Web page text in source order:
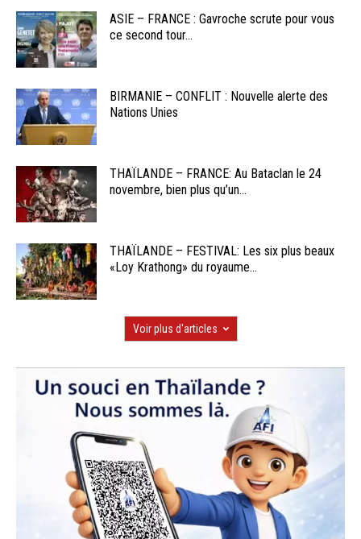
ASIE – FRANCE : Gavroche scrute pour vous
ce second tour...
BIRMANIE – CONFLIT : Nouvelle alerte des
Nations Unies
THAÏLANDE – FRANCE: Au Bataclan le 24
novembre, bien plus qu’un...
THAÏLANDE – FESTIVAL: Les six plus beaux
«Loy Krathong» du royaume...
Voir plus d'articles